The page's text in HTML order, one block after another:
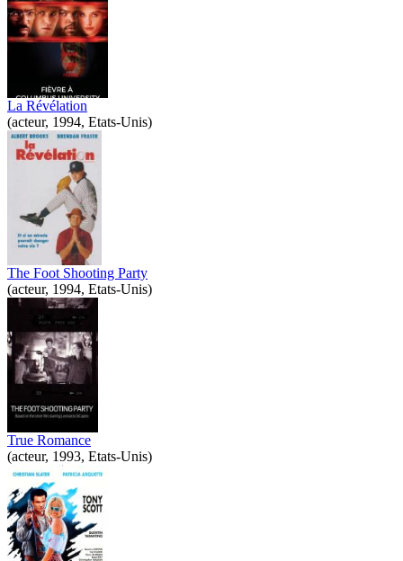
La Révélation
(acteur, 1994, Etats-Unis)
The Foot Shooting Party
(acteur, 1994, Etats-Unis)
True Romance
(acteur, 1993, Etats-Unis)